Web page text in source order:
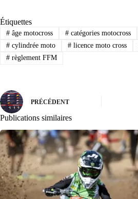
Étiquettes
#âge motocross #catégories motocross
#cylindrée moto #licence moto cross
#règlement FFM
PRÉCÉDENT
Publications similaires